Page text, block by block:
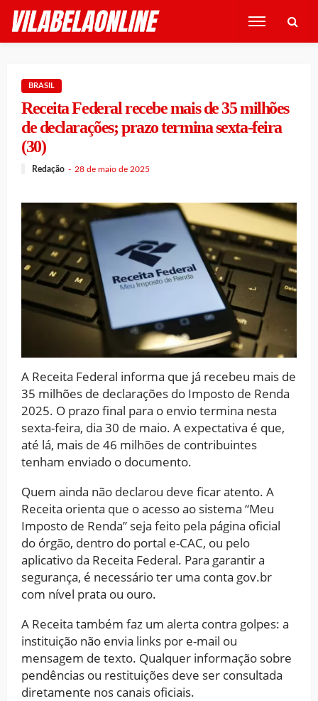
BRASIL
Receita Federal recebe mais de 35 milhões
de declarações; prazo termina sexta-feira
(30)
Redação 28 de maio de 2025
A Receita Federal informa que já recebeu mais de
35 milhões de declarações do Imposto de Renda
2025. O prazo final para o envio termina nesta
sexta-feira, dia 30 de maio. A expectativa é que,
até lá, mais de 46 milhões de contribuintes
tenham enviado o documento.
Quem ainda não declarou deve ficar atento. A
Receita orienta que o acesso ao sistema “Meu
Imposto de Renda” seja feito pela página oficial
do órgão, dentro do portal e-CAC, ou pelo
aplicativo da Receita Federal. Para garantir a
segurança, é necessário ter uma conta gov.br
com nível prata ou ouro.
A Receita também faz um alerta contra golpes: a
instituição não envia links por e-mail ou
mensagem de texto. Qualquer informação sobre
pendências ou restituições deve ser consultada
diretamente nos canais oficiais.